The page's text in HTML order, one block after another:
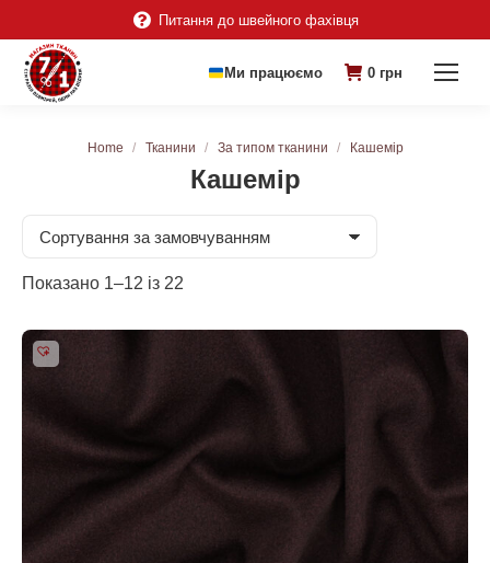
Питання до швейного фахівця
Ми працюємо 0 грн
Кашемір
You are here:
Home Тканини За типом тканини Кашемір
Показано 1–12 із 22